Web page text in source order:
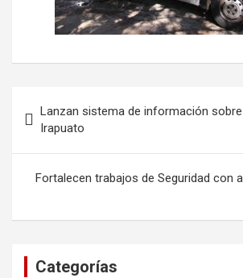
de
entradas
Lanzan sistema de información
Irapuato
Fortalecen trabajos de Seguridad con
Categorías